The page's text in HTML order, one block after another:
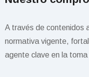
A través de contenidos
normativa vigente,
agente clave en la